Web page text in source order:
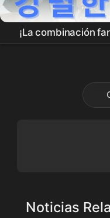
¡La combinación
Gong Yoo ! 'Lenta
Noticias